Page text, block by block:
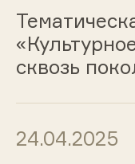
сквозь
24.04.2025